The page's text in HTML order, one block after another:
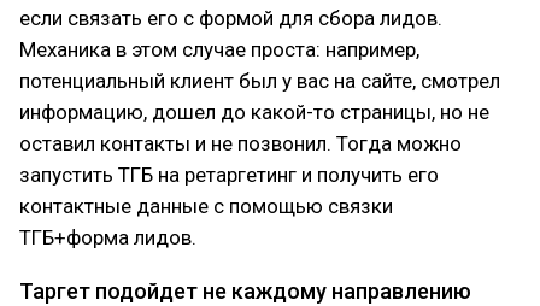
если связать его с формой для сбора лидов.
Механика в этом случае проста: например,
потенциальный клиент был у вас на сайте, смотрел
информацию, дошел до какой-то страницы, но не
оставил контакты и не позвонил. Тогда можно
запустить ТГБ на ретаргетинг и получить его
контактные данные с помощью связки
ТГБ+форма лидов.
Таргет подойдет не каждому направлению